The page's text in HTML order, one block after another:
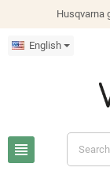
Husqvarna
English
view_headline